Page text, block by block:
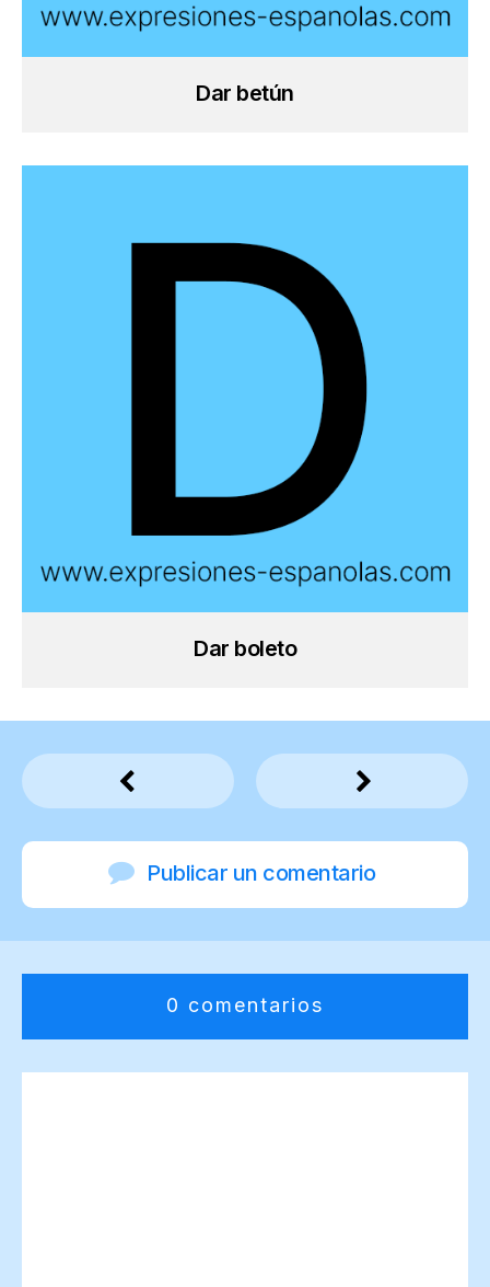
Dar betún
Dar boleto
Publicar un comentario
0 comentarios